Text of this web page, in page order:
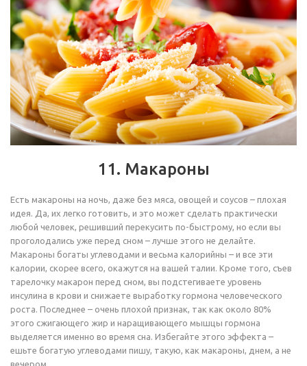
11. Макароны
Есть макароны на ночь, даже без мяса, овощей и соусов – плохая
идея. Да, их легко готовить, и это может сделать практически
любой человек, решивший перекусить по-быстрому, но если вы
проголодались уже перед сном – лучше этого не делайте.
Макароны богаты углеводами и весьма калорийны – и все эти
калории, скорее всего, окажутся на вашей талии. Кроме того, съев
тарелочку макарон перед сном, вы подстегиваете уровень
инсулина в крови и снижаете выработку гормона человеческого
роста. Последнее – очень плохой признак, так как около 80%
этого сжигающего жир и наращивающего мышцы гормона
выделяется именно во время сна. Избегайте этого эффекта –
ешьте богатую углеводами пишу, такую, как макароны, днем, а не
вечером.